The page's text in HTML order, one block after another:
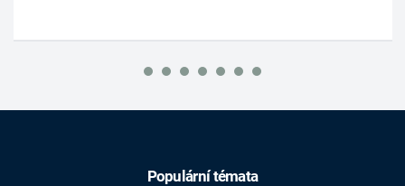
Populární témata